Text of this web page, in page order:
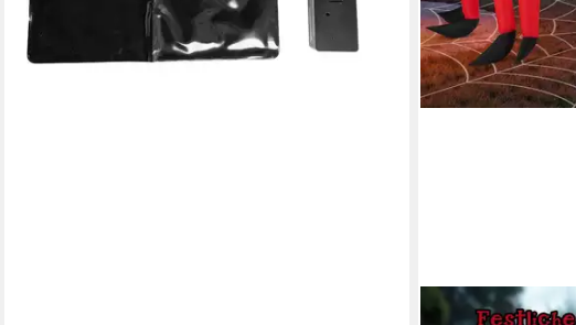
COSTWAY